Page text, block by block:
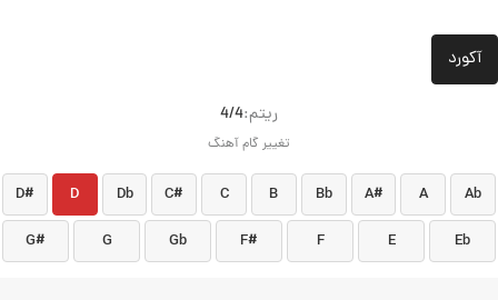
آکورد
ريتم:4/4
تغییر گام آهنگ
Ab
A
A#
Bb
B
C
C#
Db
D
D#
Eb
E
F
F#
Gb
G
G#